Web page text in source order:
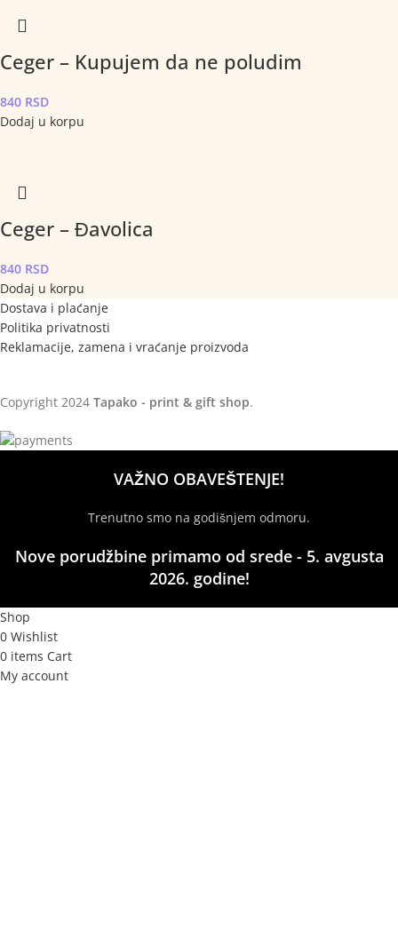
Ceger – Kupujem da ne poludim
840 RSD
Dodaj u korpu
Ceger – Đavolica
840 RSD
Dodaj u korpu
Dostava i plaćanje
Politika privatnosti
Reklamacije, zamena i vraćanje proizvoda
Copyright 2024 Tapako - print & gift shop.
VAŽNO OBAVEŠTENJE!
Trenutno smo na godišnjem odmoru.
Nove porudžbine primamo od srede - 5. avgusta
2026. godine!
Shop
0 Wishlist
0 items Cart
My account